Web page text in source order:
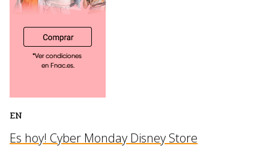
EN
Es hoy! Cyber Monday Disney Store